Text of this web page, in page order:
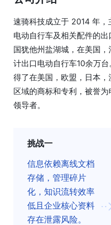
速骑科技成立于 2014 年，
电动自行车及相关配件的
国犹他州盐湖城，在美国
计出口电动自行车10余万
得了在美国，欧盟，日本
区域的商标和专利，被誉
领导者。
挑战一
信息依赖离线文档
存储，管理碎片
化，知识流转效率
低且企业核心资料
存在泄露风险。